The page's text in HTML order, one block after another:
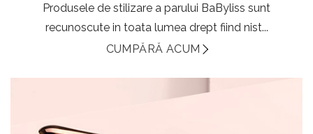
Produsele de stilizare a parului BaByliss sunt
recunoscute in toata lumea drept fiind nist...
CUMPĂRĂ ACUM